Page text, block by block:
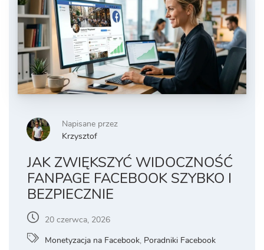
Napisane przez
Krzysztof
JAK ZWIĘKSZYĆ WIDOCZNOŚĆ
FANPAGE FACEBOOK SZYBKO I
BEZPIECZNIE
20 czerwca, 2026
Monetyzacja na Facebook, Poradniki Facebook